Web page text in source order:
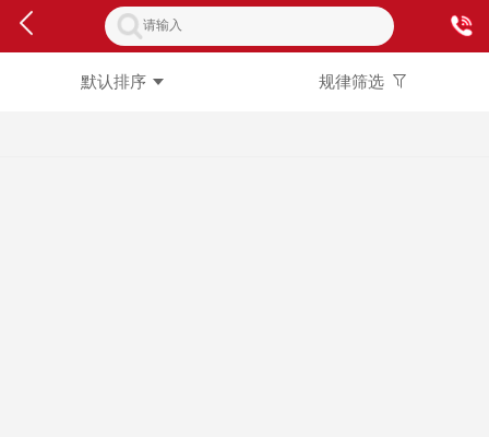
默认排序 规律筛选